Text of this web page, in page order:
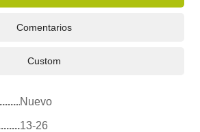
Comentarios
Custom
Nuevo
13-26